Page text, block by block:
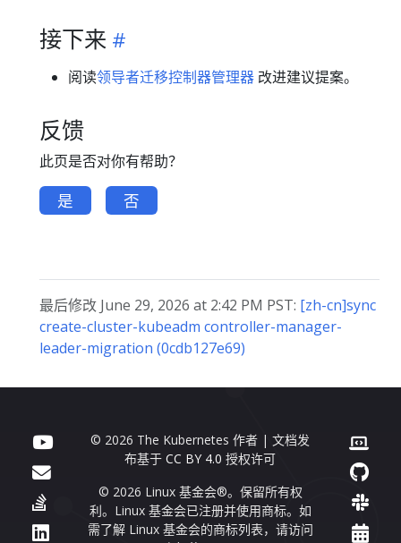
接下来
阅读领导者迁移控制器管理器 改进建议提案。
反馈
此页是否对你有帮助？
是 否
最后修改 June 29, 2026 at 2:42 PM PST: [zh-cn]sync
create-cluster-kubeadm controller-manager-
leader-migration (0cdb127e69)
© 2026 The Kubernetes 作者 | 文档发
布基于CC BY 4.0 授权许可
© 2026 Linux 基金会®。保留所有权
利。Linux 基金会已注册并使用商标。如
需了解 Linux 基金会的商标列表，请访问